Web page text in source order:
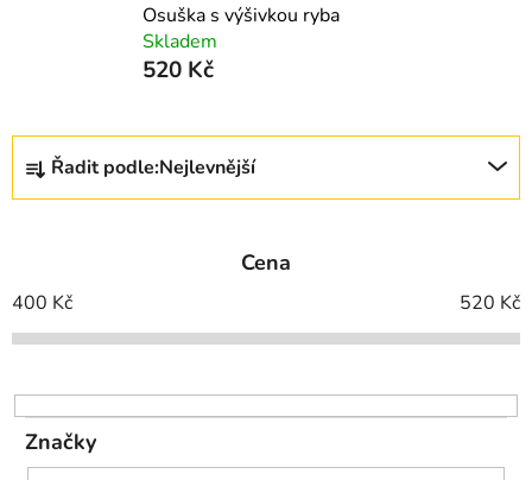
Osuška s výšivkou ryba
Skladem
520 Kč
Ř
z
í
p
o
d
u
Řadit podle:Nejlevnější
Cena
400 Kč 520 Kč
Značky